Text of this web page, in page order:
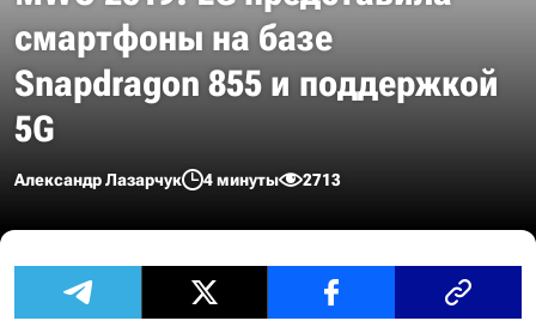
смартфоны на базе
Snapdragon 855 и поддержкой
5G
Александр Лазарчук 4 минуты 2713